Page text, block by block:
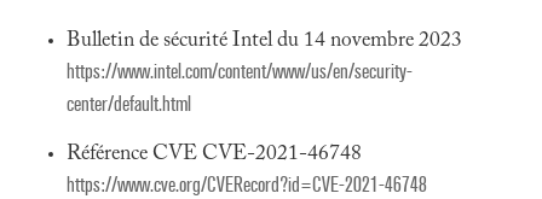
Bulletin de sécurité Intel du 14 novembre 2023
https://www.intel.com/content/www/us/en/security-
center/default.html
Référence CVE CVE-2021-46748
https://www.cve.org/CVERecord?id=CVE-2021-46748